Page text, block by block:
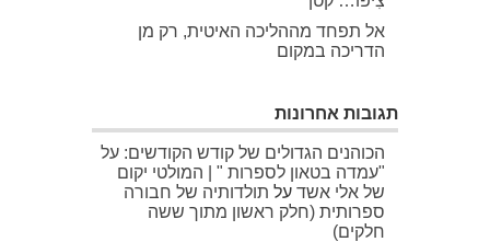
אל תפחד מההליכה האיטית, רק מן
הדריכה במקום
תגובות אחרונות
הכוהנים הגדולים של קודש הקודשים: על
"עמדה בטאון לספרות " | המולטי יקום
של אלי אשד על תולדותיה של חבורה
ספרותית (חלק ראשון מתוך ששה
חלקים)